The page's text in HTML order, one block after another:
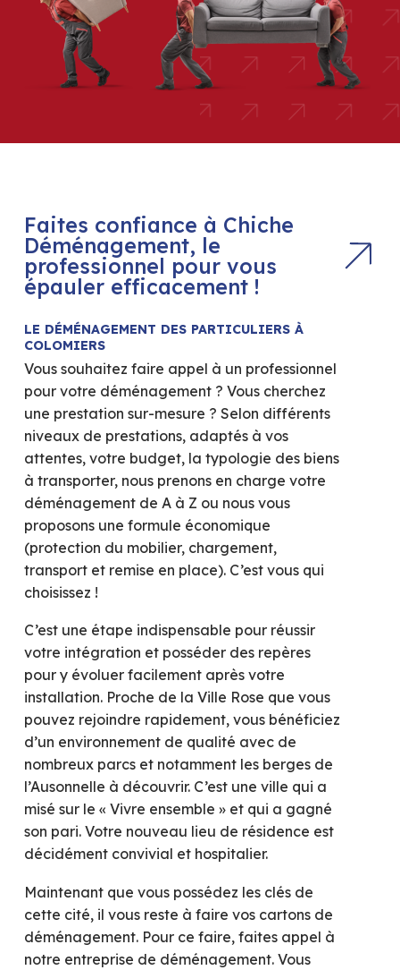
Faites confiance à Chiche
Déménagement, le
professionnel pour vous
épauler efficacement !
LE DÉMÉNAGEMENT DES PARTICULIERS À
COLOMIERS
Vous souhaitez faire appel à un professionnel
pour votre déménagement ? Vous cherchez
une prestation sur-mesure ? Selon différents
niveaux de prestations, adaptés à vos
attentes, votre budget, la typologie des biens
à transporter, nous prenons en charge votre
déménagement de A à Z ou nous vous
proposons une formule économique
(protection du mobilier, chargement,
transport et remise en place). C’est vous qui
choisissez !
C’est une étape indispensable pour réussir
votre intégration et posséder des repères
pour y évoluer facilement après votre
installation. Proche de la Ville Rose que vous
pouvez rejoindre rapidement, vous bénéficiez
d’un environnement de qualité avec de
nombreux parcs et notamment les berges de
l’Ausonnelle à découvrir. C’est une ville qui a
misé sur le « Vivre ensemble » et qui a gagné
son pari. Votre nouveau lieu de résidence est
décidément convivial et hospitalier.
Maintenant que vous possédez les clés de
cette cité, il vous reste à faire vos cartons de
déménagement. Pour ce faire, faites appel à
notre entreprise de déménagement. Vous